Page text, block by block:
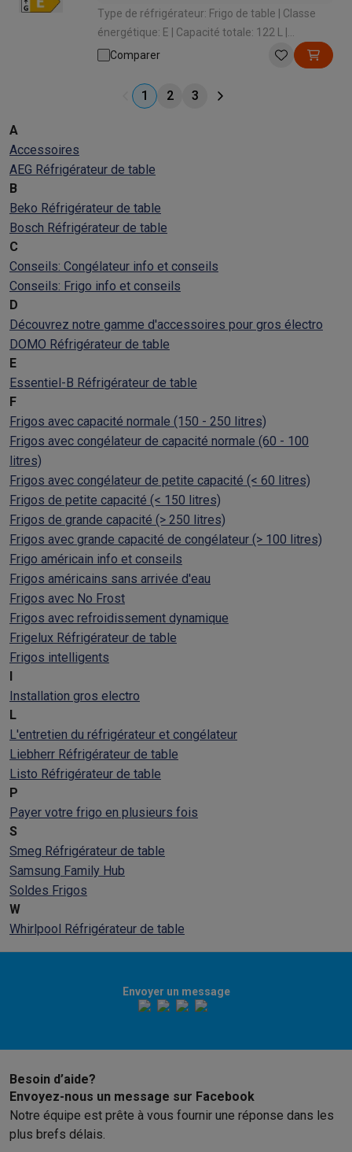
Type de réfrigérateur: Frigo de table | Classe
énergétique: E | Capacité totale: 122 L |
Système de refroidissement: Statique | Niveau
Comparer
1 2 3
A
Accessoires
AEG Réfrigérateur de table
B
Beko Réfrigérateur de table
Bosch Réfrigérateur de table
C
Conseils: Congélateur info et conseils
Conseils: Frigo info et conseils
D
Découvrez notre gamme d'accessoires pour gros électro
DOMO Réfrigérateur de table
E
Essentiel-B Réfrigérateur de table
F
Frigos avec capacité normale (150 - 250 litres)
Frigos avec congélateur de capacité normale (60 - 100
litres)
Frigos avec congélateur de petite capacité (< 60 litres)
Frigos de petite capacité (< 150 litres)
Frigos de grande capacité (> 250 litres)
Frigos avec grande capacité de congélateur (> 100 litres)
Frigo américain info et conseils
Frigos américains sans arrivée d'eau
Frigos avec No Frost
Frigos avec refroidissement dynamique
Frigelux Réfrigérateur de table
Frigos intelligents
I
Installation gros electro
L
L'entretien du réfrigérateur et congélateur
Liebherr Réfrigérateur de table
Listo Réfrigérateur de table
P
Payer votre frigo en plusieurs fois
S
Smeg Réfrigérateur de table
Samsung Family Hub
Soldes Frigos
W
Whirlpool Réfrigérateur de table
Envoyer un message
Besoin d’aide?
Envoyez-nous un message sur Facebook
Notre équipe est prête à vous fournir une réponse dans les
plus brefs délais.